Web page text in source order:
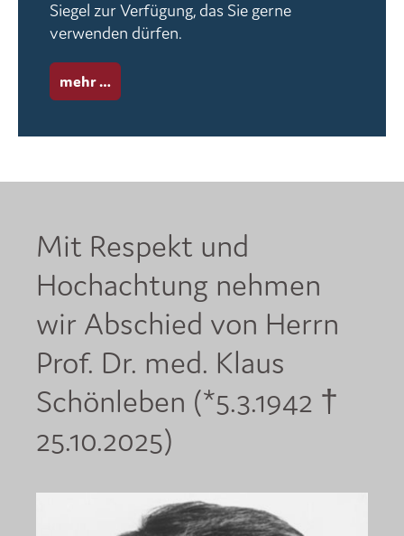
Siegel zur Verfügung, das Sie gerne
verwenden dürfen.
mehr …
Mit Respekt und
Hochachtung nehmen
wir Abschied von Herrn
Prof. Dr. med. Klaus
Schönleben (*5.3.1942 †
25.10.2025)